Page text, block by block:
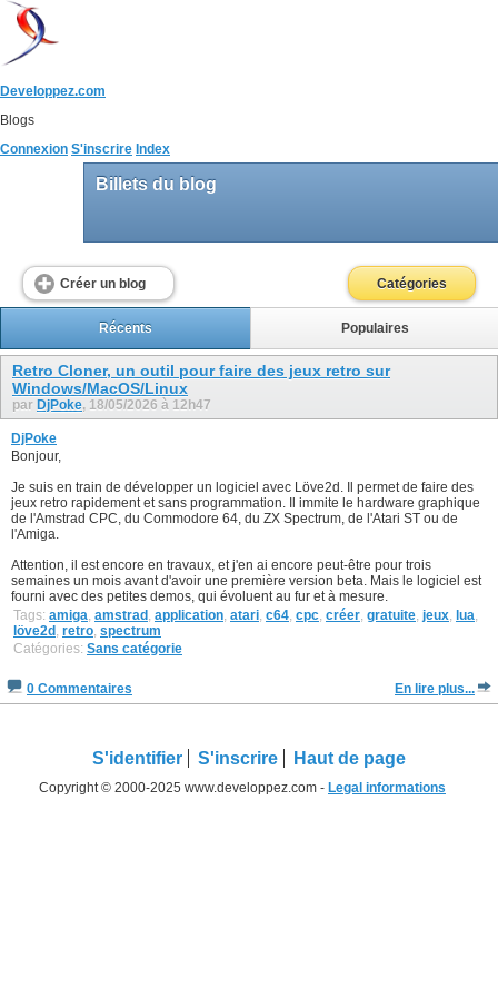
Developpez.com
Blogs
Connexion S'inscrire Index
Billets du blog
Créer un blog Catégories
Récents Populaires
Retro Cloner, un outil pour faire des jeux retro sur
Windows/MacOS/Linux
par DjPoke, 18/05/2026 à 12h47
DjPoke
Bonjour,
Je suis en train de développer un logiciel avec Löve2d. Il permet de faire des
jeux retro rapidement et sans programmation. Il immite le hardware graphique
de l'Amstrad CPC, du Commodore 64, du ZX Spectrum, de l'Atari ST ou de
l'Amiga.
Attention, il est encore en travaux, et j'en ai encore peut-être pour trois
semaines un mois avant d'avoir une première version beta. Mais le logiciel est
fourni avec des petites demos, qui évoluent au fur et à mesure.
Tags: amiga amstrad application atari c64 cpc créer gratuite jeux lua
löve2d retro spectrum
Catégories: Sans catégorie
0 Commentaires En lire plus...
S'identifier S'inscrire Haut de page
Copyright © 2000-2025 www.developpez.com - Legal informations